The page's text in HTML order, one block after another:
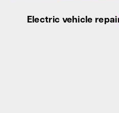
Electric vehicle